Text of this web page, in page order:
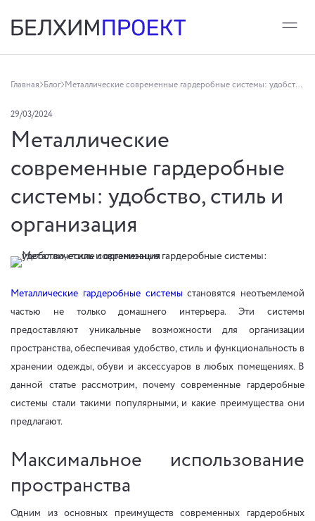
Главная Блог Металлические современные гардеробные системы: удобство, стиль и организация
29/03/2024
Металлические
современные гардеробные
системы: удобство, стиль и
организация
Металлические гардеробные системы становятся неотъемлемой
частью не только домашнего интерьера. Эти системы
предоставляют уникальные возможности для организации
пространства, обеспечивая удобство, стиль и функциональность в
хранении одежды, обуви и аксессуаров в любых помещениях. В
данной статье рассмотрим, почему современные гардеробные
системы стали такими популярными, и какие преимущества они
предлагают.
Максимальное использование
пространства
Одним из основных преимуществ современных гардеробных